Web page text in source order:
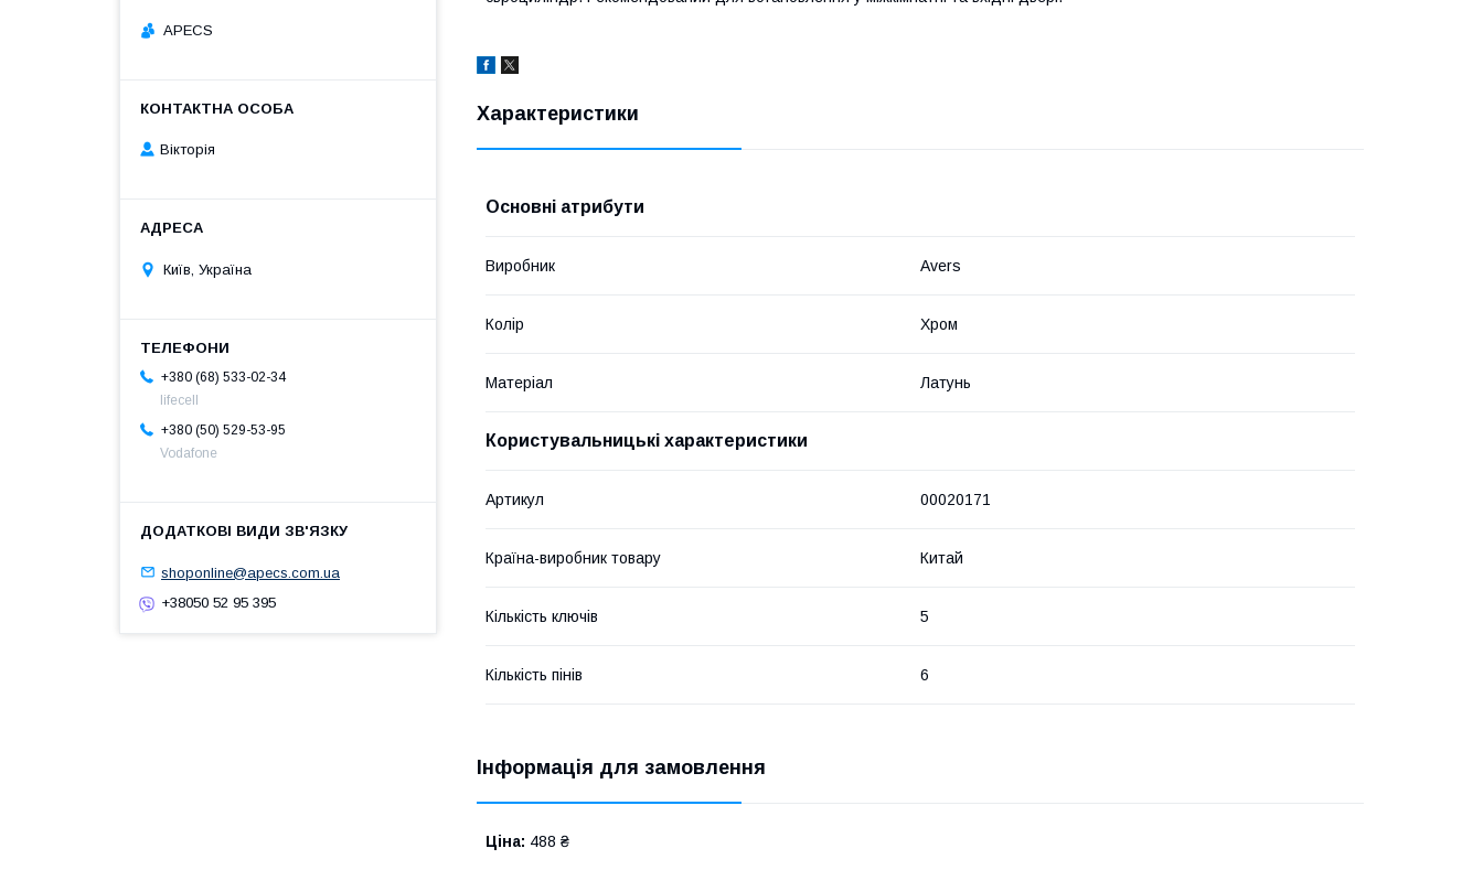
Характеристики
Основні атрибути
Виробник Avers
Колір Хром
Матеріал Латунь
Користувальницькі характеристики
Артикул 00020171
Країна-виробник товару Китай
Кількість ключів 5
Кількість пінів 6
Інформація для замовлення
Ціна: 488 ₴
APECS
Вікторія
Київ, Україна
+380 (68) 533-02-34
lifecell
+380 (50) 529-53-95
Vodafone
shoponline@apecs.com.ua
+38050 52 95 395